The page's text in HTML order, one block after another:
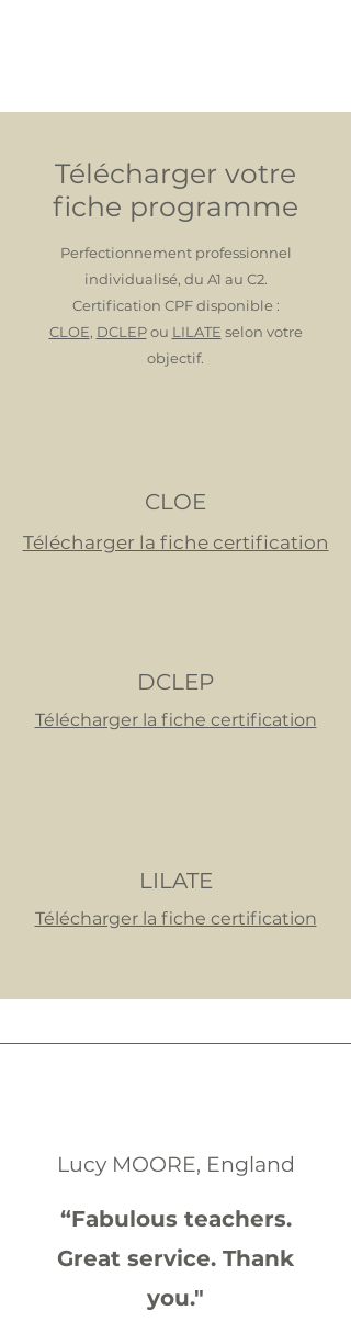
Télécharger votre
fiche programme
Perfectionnement professionnel
individualisé, du A1 au C2.
Certification CPF disponible :
CLOE, DCLEPou LILATE selon votre
objectif.
CLOE
Télécharger la fiche certification
DCLEP
Télécharger la fiche certification
LILATE
Télécharger la fiche certification
Lucy MOORE, England
“Fabulous teachers.
Great service. Thank
you."